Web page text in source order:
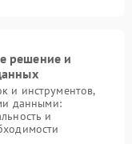
решение и
и инструментов,
данными:
и